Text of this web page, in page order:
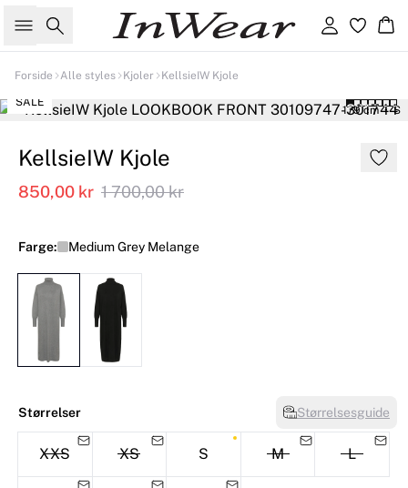
Søk Logg inn
Forside Alle styles Kjoler KellsieIW Kjole
179 cm • S
SALE
KellsieIW Kjole
850,00 kr 1 700,00 kr
Farge: Medium Grey Melange
Størrelser Størrelsesguide
XXS XS S M L